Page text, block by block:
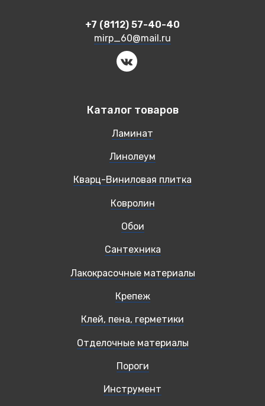
+7 (8112) 57-40-40
mirp_60@mail.ru
Каталог товаров
Ламинат
Линолеум
Кварц-Виниловая плитка
Ковролин
Обои
Сантехника
Лакокрасочные материалы
Крепеж
Клей, пена, герметики
Отделочные материалы
Пороги
Инструмент